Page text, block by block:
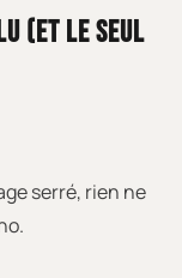
(ET LE SEUL
serré, rien ne